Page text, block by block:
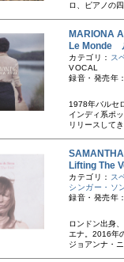
ロ、ピアノの
MARIONA
Le Monde
カテゴリ： ス
VOCAL
録音・発売年
1978年バルセ
インディ系ポ
リリースして
Lifting The
カテゴリ： ス
シンガー・ソ
録音・発売年
ロンドン出身
エナ。2016年
ジョアンナ・